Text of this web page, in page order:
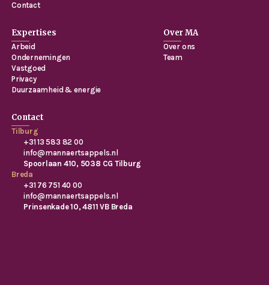
Contact
Expertises
Arbeid
Ondernemingen
Vastgoed
Privacy
Duurzaamheid & energie
Over MA
Over ons
Team
Contact
Tilburg
+31 13 583 82 00
info@mannaertsappels.nl
Spoorlaan 410, 5038 CG Tilburg
Breda
+31 76 751 40 00
info@mannaertsappels.nl
Prinsenkade 10, 4811 VB Breda